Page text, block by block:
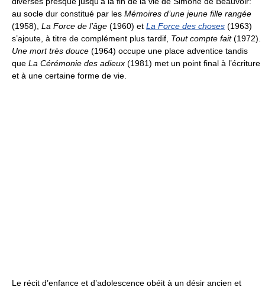
au socle dur constitué par les Mémoires d’une jeune fille rangée
(1958), La Force de l’âge (1960) et La Force des choses (1963)
s’ajoute, à titre de complément plus tardif, Tout compte fait(1972).
Une mort très douce (1964) occupe une place adventice tandis
que La Cérémonie des adieux (1981) met un point final à l’écriture
et à une certaine forme de vie.
Le récit d’enfance et d’adolescence obéit à un désir ancien et